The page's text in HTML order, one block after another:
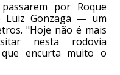
por Roque
Luiz Gonzaga — um
"Hoje não é mais
nesta rodovia
encurta muito o